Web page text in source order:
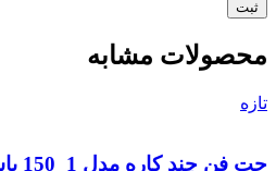
محصولات مشابه
تازه
جت فن چند کاره مدل 1_150 باس